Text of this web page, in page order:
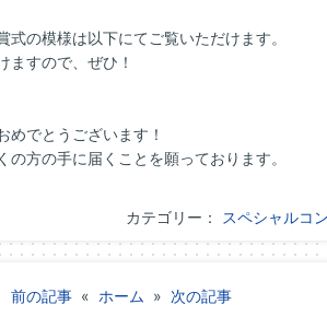
の模様は以下にてご覧いただけます。
ますので、ぜひ！
めでとうございます！
方の手に届くことを願っております。
カテゴリー： スペシャルコ
前の記事 « ホーム » 次の記事